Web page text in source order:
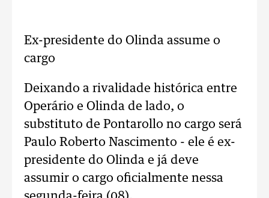
Ex-presidente do Olinda assume o
cargo
Deixando a rivalidade histórica entre
Operário e Olinda de lado, o
substituto de Pontarollo no cargo será
Paulo Roberto Nascimento - ele é ex-
presidente do Olinda e já deve
assumir o cargo oficialmente nessa